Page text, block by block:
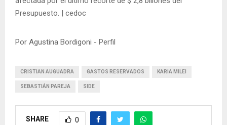
Presupuesto. | cedoc
Por Agustina Bordigoni - Perfil
CRISTIAN AUGUADRA GASTOS RESERVADOS KARIA MILEI
SEBASTIÁN PAREJA SIDE
SHARE 0